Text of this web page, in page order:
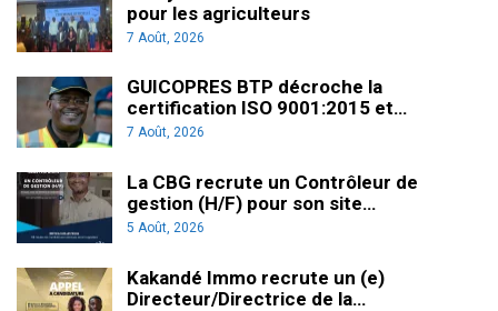
pour les agriculteurs
7 Août, 2026
GUICOPRES BTP décroche la
certification ISO 9001:2015 et…
7 Août, 2026
La CBG recrute un Contrôleur de
gestion (H/F) pour son site…
5 Août, 2026
Kakandé Immo recrute un (e)
Directeur/Directrice de la…